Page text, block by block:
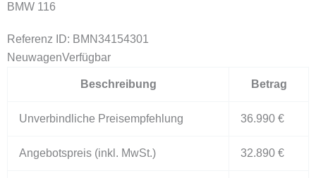
BMW 116
Referenz ID: BMN34154301
NeuwagenVerfügbar
Beschreibung Betrag
Unverbindliche Preisempfehlung 36.990 €
Angebotspreis (inkl. MwSt.) 32.890 €